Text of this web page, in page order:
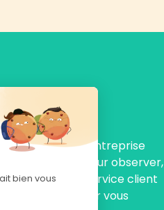
bien vous
est une entreprise
5000 produits pour observer,
Notre service client
vendredi, pour vous